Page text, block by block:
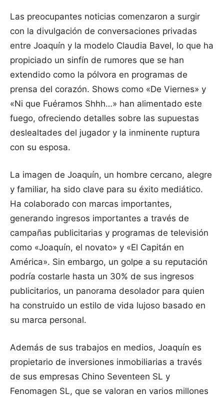
Las preocupantes noticias comenzaron a surgir
con la divulgación de conversaciones privadas
entre Joaquín y la modelo Claudia Bavel, lo que ha
propiciado un sinfín de rumores que se han
extendido como la pólvora en programas de
prensa del corazón. Shows como «De Viernes» y
«Ni que Fuéramos Shhh…» han alimentado este
fuego, ofreciendo detalles sobre las supuestas
deslealtades del jugador y la inminente ruptura
con su esposa.
La imagen de Joaquín, un hombre cercano, alegre
y familiar, ha sido clave para su éxito mediático.
Ha colaborado con marcas importantes,
generando ingresos importantes a través de
campañas publicitarias y programas de televisión
como «Joaquín, el novato» y «El Capitán en
América». Sin embargo, un golpe a su reputación
podría costarle hasta un 30% de sus ingresos
publicitarios, un panorama desolador para quien
ha construido un estilo de vida lujoso basado en
su marca personal.
Además de sus trabajos en medios, Joaquín es
propietario de inversiones inmobiliarias a través
de sus empresas Chino Seventeen SL y
Fenomagen SL, que se valoran en varios millones